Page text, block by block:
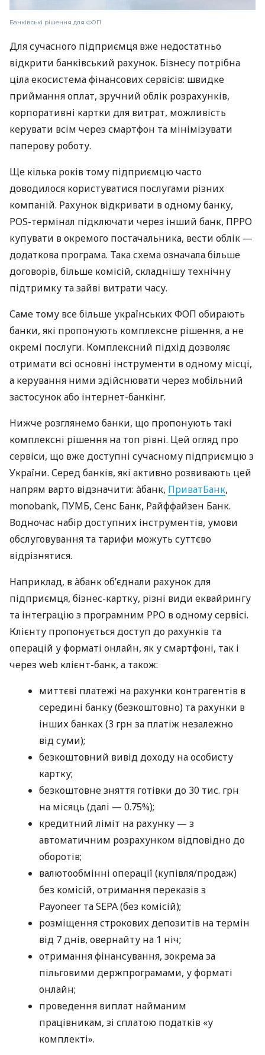
Банківські рішення для ФОП
Для сучасного підприємця вже недостатньо
відкрити банківський рахунок. Бізнесу потрібна
ціла екосистема фінансових сервісів: швидке
приймання оплат, зручний облік розрахунків,
корпоративні картки для витрат, можливість
керувати всім через смартфон та мінімізувати
паперову роботу.
Ще кілька років тому підприємцю часто
доводилося користуватися послугами різних
компаній. Рахунок відкривати в одному банку,
POS-термінал підключати через інший банк, ПРРО
купувати в окремого постачальника, вести облік —
додаткова програма. Така схема означала більше
договорів, більше комісій, складнішу технічну
підтримку та зайві витрати часу.
Саме тому все більше українських ФОП обирають
банки, які пропонують комплексне рішення, а не
окремі послуги. Комплексний підхід дозволяє
отримати всі основні інструменти в одному місці,
а керування ними здійснювати через мобільний
застосунок або інтернет-банкінг.
Нижче розглянемо банки, що пропонують такі
комплексні рішення на топ рівні. Цей огляд про
сервіси, що вже доступні сучасному підприємцю з
України. Серед банків, які активно розвивають цей
напрям варто відзначити: àбанк, ПриватБанк,
monobank, ПУМБ, Сенс Банк, Райффайзен Банк.
Водночас набір доступних інструментів, умови
обслуговування та тарифи можуть суттєво
відрізнятися.
Наприклад, в àбанк об’єднали рахунок для
підприємця, бізнес-картку, різні види еквайрингу
та інтеграцію з програмним РРО в одному сервісі.
Клієнту пропонується доступ до рахунків та
операцій у форматі онлайн, як у смартфоні, так і
через web клієнт-банк, а також:
миттєві платежі на рахунки контрагентів в
середині банку (безкоштовно) та рахунки в
інших банках (3 грн за платіж незалежно
від суми);
безкоштовний вивід доходу на особисту
картку;
безкоштовне зняття готівки до 30 тис. грн
на місяць (далі — 0.75%);
кредитний ліміт на рахунку — з
автоматичним розрахунком відповідно до
оборотів;
валютообмінні операції (купівля/продаж)
без комісій, отримання переказів з
Payoneer та SEPA (без комісій);
розміщення строкових депозитів на термін
від 7 днів, овернайту на 1 ніч;
отримання фінансування, зокрема за
пільговими держпрограмами, у форматі
онлайн;
проведення виплат найманим
працівникам, зі сплатою податків «у
комплекті».